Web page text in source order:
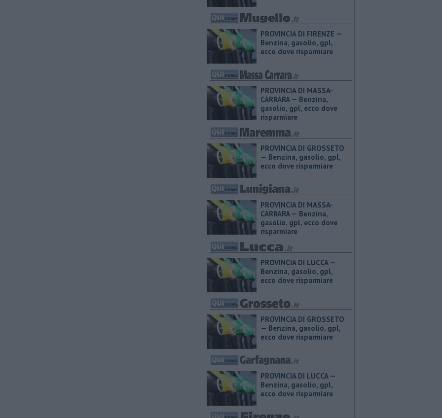
PROVINCIA DI FIRENZE — ​
Benzina, gasolio, gpl,
ecco dove risparmiare
PROVINCIA DI MASSA-
CARRARA — ​Benzina,
gasolio, gpl, ecco dove
risparmiare
PROVINCIA DI GROSSETO
— ​Benzina, gasolio, gpl,
ecco dove risparmiare
PROVINCIA DI MASSA-
CARRARA — ​Benzina,
gasolio, gpl, ecco dove
risparmiare
PROVINCIA DI LUCCA — ​
Benzina, gasolio, gpl,
ecco dove risparmiare
PROVINCIA DI GROSSETO
— ​Benzina, gasolio, gpl,
ecco dove risparmiare
PROVINCIA DI LUCCA — ​
Benzina, gasolio, gpl,
ecco dove risparmiare